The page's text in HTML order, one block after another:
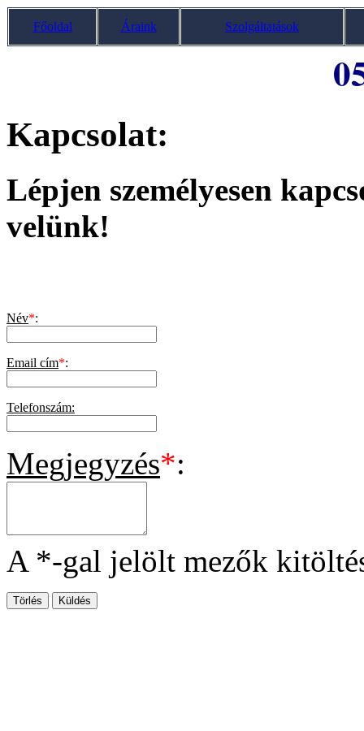
Főoldal Áraink Szolgáltatások
Kapcsolat:
Lépjen személyesen
velünk!
Név*:
Email cím*:
Telefonszám:
Megjegyzés*:
A *-gal jelölt mezők